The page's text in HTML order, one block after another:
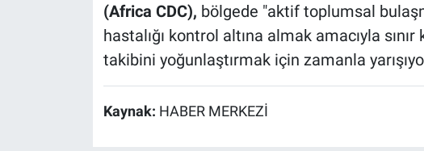
(Africa CDC), bölgede "aktif toplumsal
hastalığı kontrol altına almak amacıyla
takibini yoğunlaştırmak için zamanla
Kaynak: HABER MERKEZİ